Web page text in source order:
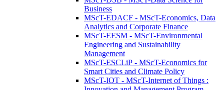
Business
MScT-EDACF - MScT-Economics, Data
Analytics and Corporate Finance
MScT-EESM - MScT-Environmental
Engineering and Sustainability
Management
MScT-ESCLiP - MScT-Economics for
Smart Cities and Climate Policy
MScT-IOT - MScT-Internet of Things :